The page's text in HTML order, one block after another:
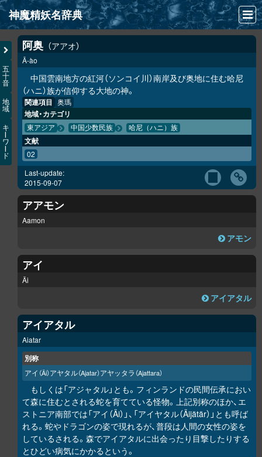
神魔精妖名辞典
NEWS
INFO
文献
検索
凖項目
画像資料便覧
LINK
五
十
音
地
域
キ
ワ
ド
阿奥 アアオ
Ā-ào
中国雲南地方の紅河（ソンコイ川）南岸及び奥地に住む哈尼
（ハニ）族が信仰する大地の神。
関連項目 奥瑪
地域・カテゴリ
東アジア 中国少数民族 哈尼（ハニ）族
文献
02
Last-update:
2015-09-07
アアモン
Aamon
アモン
アイ
Äi
アイアタル
アイアタル
Aiatar
別称
アイ （Äi）アヤタル（Ajatar）アヤッタラ （Ajattara）
もしくは「アジャタル」とも。フィンランドの民間伝承におい
て森に住むとされる蛇を育てている怪物。上記別称のほか、エ
ストニア南部では「アイ（Äi）」、「アイヤタル（Äijätär）」とも呼ば
れる。蛇やドラゴンの姿で現れるが、普段は人間の女性の姿を
しているされる。森でアイアタルに出会ったり目撃したりする
とひどい病気にかかるという。